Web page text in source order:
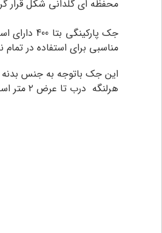
محفظه ای گلدانی شکل قرار گرفته و
مناسبی برای استفاده در
هرلنگه درب تا عرض ۲ متر است.